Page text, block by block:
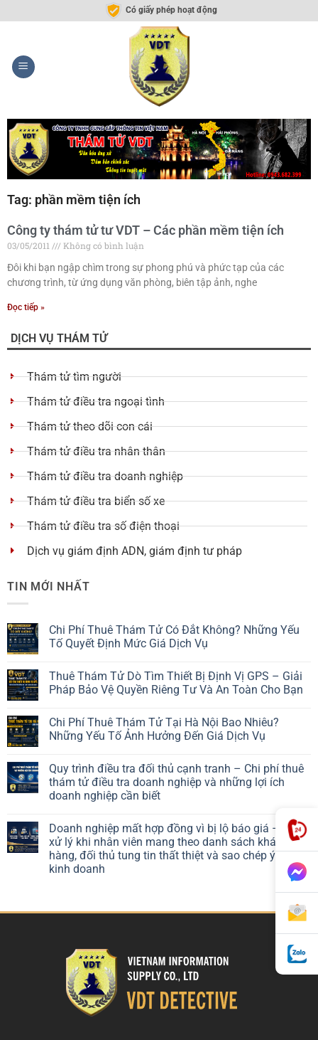
Có giấy phép hoạt động
Tag: phần mềm tiện ích
Công ty thám tử tư VDT – Các phần mềm tiện ích
03/05/2011
Không có bình luận
Đôi khi bạn ngập chìm trong sự phong phú và phức tạp của các
chương trình, từ ứng dụng văn phòng, biên tập ảnh, nghe
Đọc tiếp »
DỊCH VỤ THÁM TỬ
Thám tử tìm người
Thám tử điều tra ngoại tình
Thám tử theo dõi con cái
Thám tử điều tra nhân thân
Thám tử điều tra doanh nghiệp
Thám tử điều tra biển số xe
Thám tử điều tra số điện thoại
Dịch vụ giám định ADN, giám định tư pháp
TIN MỚI NHẤT
Chi Phí Thuê Thám Tử Có Đắt Không? Những Yếu
Tố Quyết Định Mức Giá Dịch Vụ
Thuê Thám Tử Dò Tìm Thiết Bị Định Vị GPS – Giải
Pháp Bảo Vệ Quyền Riêng Tư Và An Toàn Cho Bạn
Chi Phí Thuê Thám Tử Tại Hà Nội Bao Nhiêu?
Những Yếu Tố Ảnh Hưởng Đến Giá Dịch Vụ
Quy trình điều tra đối thủ cạnh tranh – Chi phí thuê
thám tử điều tra doanh nghiệp và những lợi ích
doanh nghiệp cần biết
Doanh nghiệp mất hợp đồng vì bị lộ báo giá – Cách
xử lý khi nhân viên mang theo danh sách khách
hàng, đối thủ tung tin thất thiệt và sao chép ý tưởng
kinh doanh